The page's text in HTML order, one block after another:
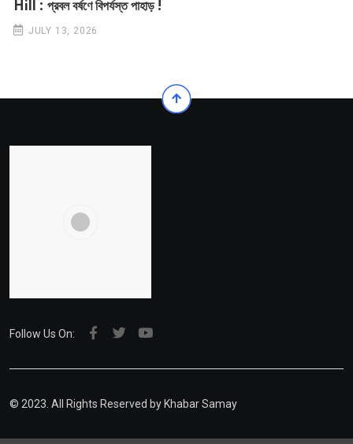
Hill : প্রবল বর্ষণে বিপর্যস্ত পাহাড় !
JULY 13, 2026
Follow Us On:
© 2023. All Rights Reserved by Khabar Samay